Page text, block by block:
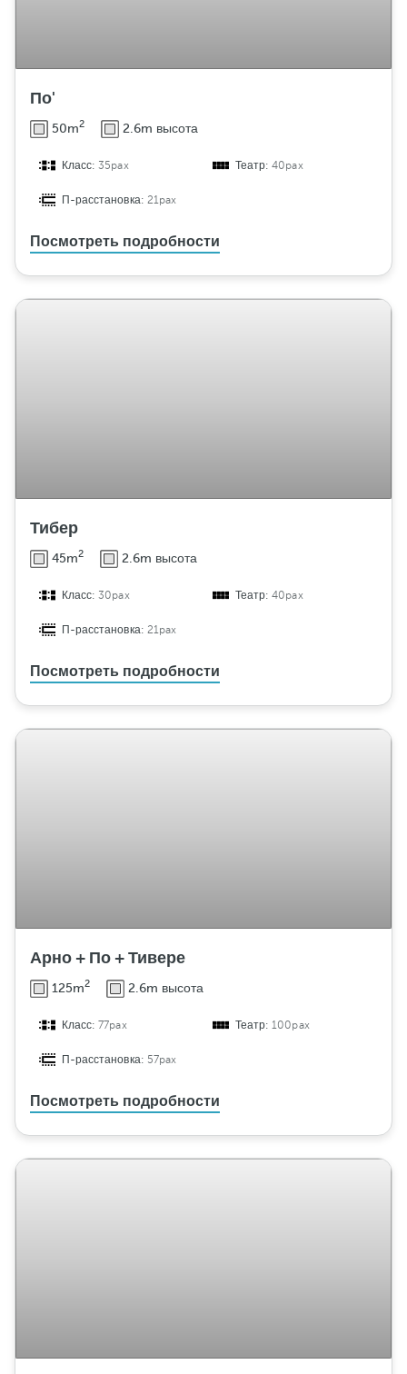
По'
50m2 2.6m высота
Класс:35pax Театр:40pax
П-расстановка: 21pax
Посмотреть подробности
Тибер
45m2 2.6m высота
Класс:30pax Театр:40pax
П-расстановка: 21pax
Посмотреть подробности
Арно + По + Тивере
125m2 2.6m высота
Класс:77pax Театр:100pax
П-расстановка: 57pax
Посмотреть подробности